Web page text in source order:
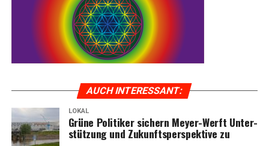
AUCH INTER­ES­SANT:
LOKAL
Grü­ne Poli­ti­ker sichern Mey­er-Werft Unter­
stüt­zung und Zukunfts­per­spek­ti­ve zu